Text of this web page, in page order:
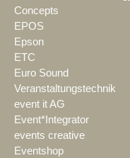
Concepts
EPOS
Epson
ETC
Euro Sound
Veranstaltungstechnik
event it AG
Event*Integrator
events creative
Eventshop